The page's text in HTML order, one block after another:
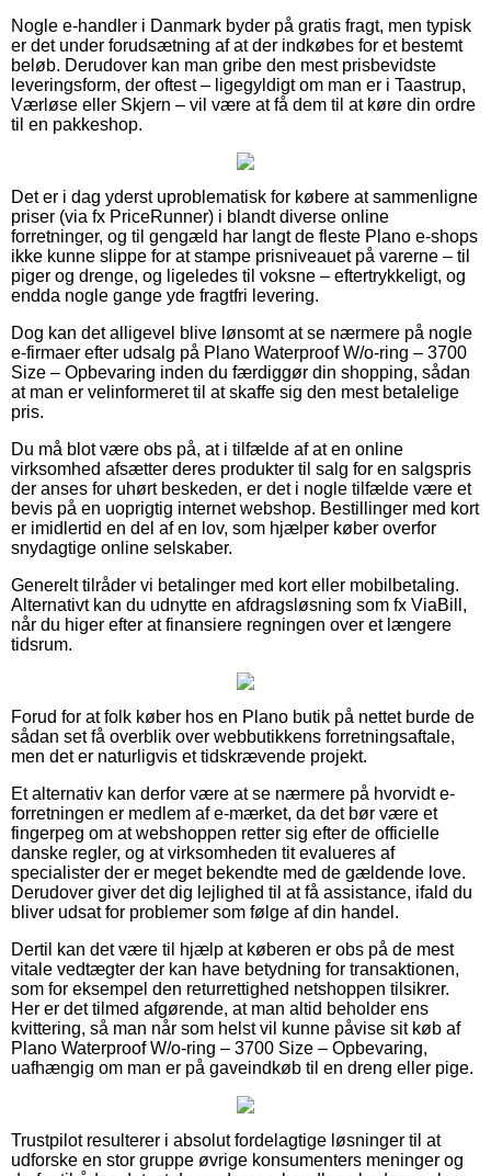
Nogle e-handler i Danmark byder på gratis fragt, men typisk
er det under forudsætning af at der indkøbes for et bestemt
beløb. Derudover kan man gribe den mest prisbevidste
leveringsform, der oftest – ligegyldigt om man er i Taastrup,
Værløse eller Skjern – vil være at få dem til at køre din ordre
til en pakkeshop.
Det er i dag yderst uproblematisk for købere at sammenligne
priser (via fx PriceRunner) i blandt diverse online
forretninger, og til gengæld har langt de fleste Plano e-shops
ikke kunne slippe for at stampe prisniveauet på varerne – til
piger og drenge, og ligeledes til voksne – eftertrykkeligt, og
endda nogle gange yde fragtfri levering.
Dog kan det alligevel blive lønsomt at se nærmere på nogle
e-firmaer efter udsalg på Plano Waterproof W/o-ring – 3700
Size – Opbevaring inden du færdiggør din shopping, sådan
at man er velinformeret til at skaffe sig den mest betalelige
pris.
Du må blot være obs på, at i tilfælde af at en online
virksomhed afsætter deres produkter til salg for en salgspris
der anses for uhørt beskeden, er det i nogle tilfælde være et
bevis på en uoprigtig internet webshop. Bestillinger med kort
er imidlertid en del af en lov, som hjælper køber overfor
snydagtige online selskaber.
Generelt tilråder vi betalinger med kort eller mobilbetaling.
Alternativt kan du udnytte en afdragsløsning som fx ViaBill,
når du higer efter at finansiere regningen over et længere
tidsrum.
Forud for at folk køber hos en Plano butik på nettet burde de
sådan set få overblik over webbutikkens forretningsaftale,
men det er naturligvis et tidskrævende projekt.
Et alternativ kan derfor være at se nærmere på hvorvidt e-
forretningen er medlem af e-mærket, da det bør være et
fingerpeg om at webshoppen retter sig efter de officielle
danske regler, og at virksomheden tit evalueres af
specialister der er meget bekendte med de gældende love.
Derudover giver det dig lejlighed til at få assistance, ifald du
bliver udsat for problemer som følge af din handel.
Dertil kan det være til hjælp at køberen er obs på de mest
vitale vedtægter der kan have betydning for transaktionen,
som for eksempel den returrettighed netshoppen tilsikrer.
Her er det tilmed afgørende, at man altid beholder ens
kvittering, så man når som helst vil kunne påvise sit køb af
Plano Waterproof W/o-ring – 3700 Size – Opbevaring,
uafhængig om man er på gaveindkøb til en dreng eller pige.
Trustpilot resulterer i absolut fordelagtige løsninger til at
udforske en stor gruppe øvrige konsumenters meninger og